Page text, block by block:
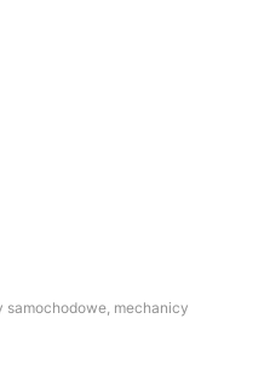
samochodowe, mechanicy